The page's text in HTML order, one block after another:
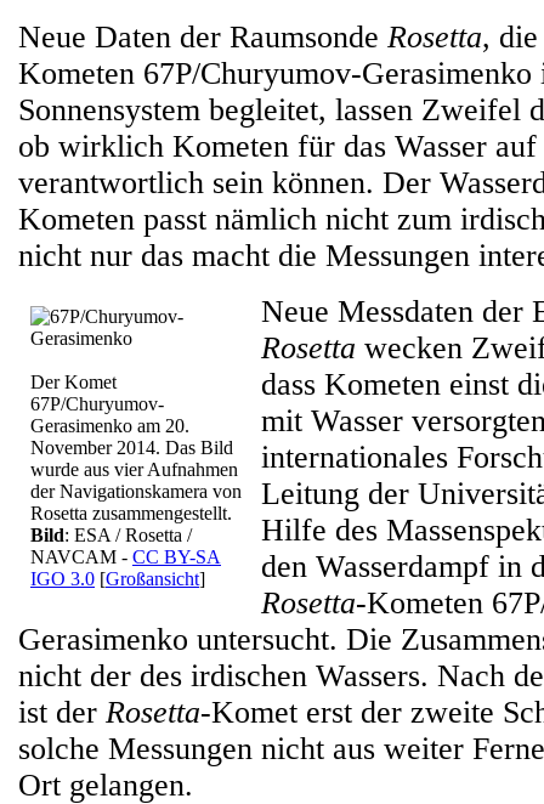
Neue Daten der Raumsonde Rosetta,
Kometen 67P/Churyumov-Gerasimenko
Sonnensystem begleitet, lassen Zweifel
ob wirklich Kometen für das Wasser
verantwortlich sein können. Der
Kometen passt nämlich nicht zum
nicht nur das macht die Messungen
Der Komet
67P/Churyumov-
Gerasimenko am 20.
November 2014. Das Bild
wurde aus vier Aufnahmen
der Navigationskamera von
Rosetta zusammengestellt.
Bild: ESA / Rosetta /
NAVCAM - CC BY-SA
IGO 3.0 [Großansicht]
Neue Messdaten der
Rosetta wecken
dass Kometen einst
mit Wasser
internationales
Leitung der
Hilfe des
den Wasserdampf in
Rosetta-Kometen
Gerasimenko untersucht. Die
nicht der des irdischen Wassers. Nach
ist der Rosetta-Komet erst der zweite
solche Messungen nicht aus weiter
Ort gelangen.